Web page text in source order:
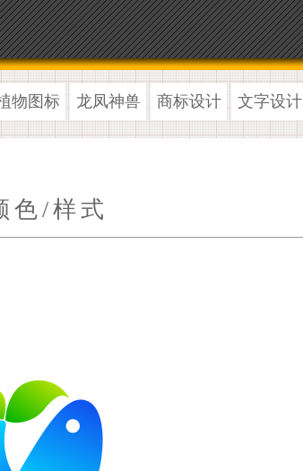
物图标 龙凤神兽 商标设计 文字设计
色/样式